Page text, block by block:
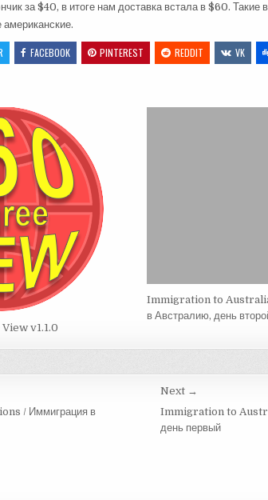
за $40, в итоге нам доставка встала в $60.
FACEBOOK PINTEREST REDDIT VK
v1.1.0
Immigration to
в Австралию, день
/ Иммиграция в
Next →
Immigration to
день первый